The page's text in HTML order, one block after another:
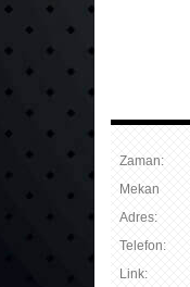
Zaman:
Mekan
Adres:
Telefon:
Link: